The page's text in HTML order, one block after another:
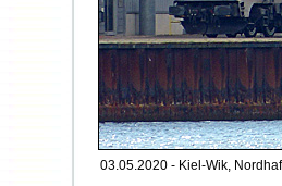
03.05.2020 - Kiel-Wik,